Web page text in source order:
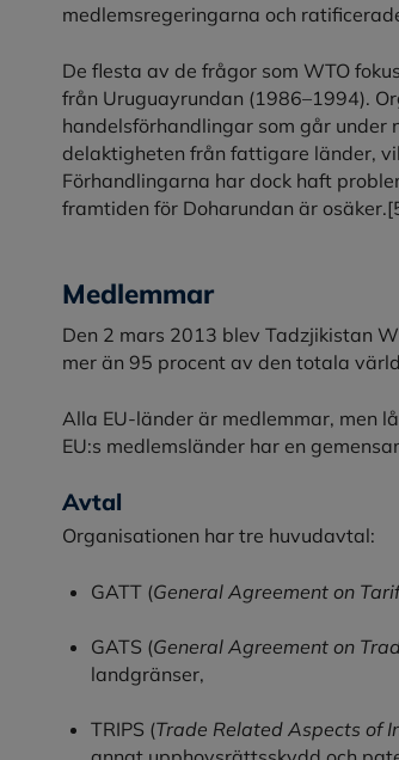
medlemsregeringarna och
De flesta av de frågor som WTO
från Uruguayrundan (1986–1994).
handelsförhandlingar som går
delaktigheten från fattigare länder,
Förhandlingarna har dock haft
framtiden för Doharundan är osäker.
Medlemmar
Den 2 mars 2013 blev Tadzjikistan
mer än 95 procent av den totala
Alla EU-länder är medlemmar, men
EU:s medlemsländer har en
Avtal
Organisationen har tre huvudavtal:
GATT (General Agreement on
GATS (General Agreement on
landgränser,
TRIPS (Trade Related Aspects of